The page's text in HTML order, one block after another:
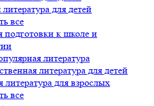
для детей
все
подготовки к школе и
литература
литература для детей
литература для взрослых
все